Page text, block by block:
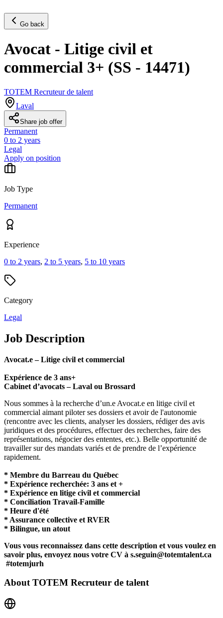
Go back
Avocat - Litige civil et
commercial 3+ (SS - 14471)
TOTEM Recruteur de talent
Laval
Share job offer
Permanent
0 to 2 years
Legal
Apply on position
Job Type
Permanent
Experience
0 to 2 years, 2 to 5 years, 5 to 10 years
Category
Legal
Job Description
Avocat.e – Litige civil et commercial
Expérience de 3 ans+
Cabinet d’avocats – Laval ou Brossard
Nous sommes à la recherche d’un.e Avocat.e en litige civil et
commercial aimant piloter ses dossiers et avoir de l'autonomie
(rencontre avec les clients, analyser les dossiers, rédiger des avis
juridiques et des procédures, effectuer des recherches, faire des
représentations, négocier des ententes, etc.). Belle opportunité de
travailler sur des mandats variés et de prendre de l’expérience
rapidement.
* Membre du Barreau du Québec
* Expérience recherchée: 3 ans et +
* Expérience en litige civil et commercial
* Conciliation Travail-Famille
* Heure d'été
* Assurance collective et RVER
* Bilingue, un atout
Vous vous reconnaissez dans cette description et vous voulez en
savoir plus, envoyez nous votre CV à s.seguin@totemtalent.ca
#totemjurh
About TOTEM Recruteur de talent